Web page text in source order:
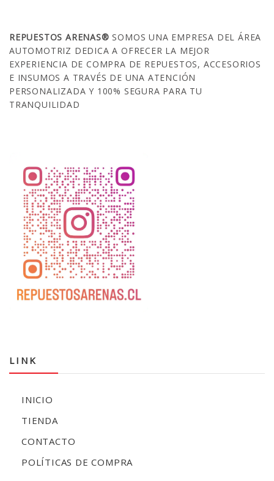
REPUESTOS ARENAS®SOMOS UNA EMPRESA DEL ÁREA
AUTOMOTRIZ DEDICA A OFRECER LA MEJOR
EXPERIENCIA DE COMPRA DE REPUESTOS, ACCESORIOS
E INSUMOS A TRAVÉS DE UNA ATENCIÓN
PERSONALIZADA Y 100% SEGURA PARA TU
TRANQUILIDAD
LINK
INICIO
TIENDA
CONTACTO
POLÍTICAS DE COMPRA